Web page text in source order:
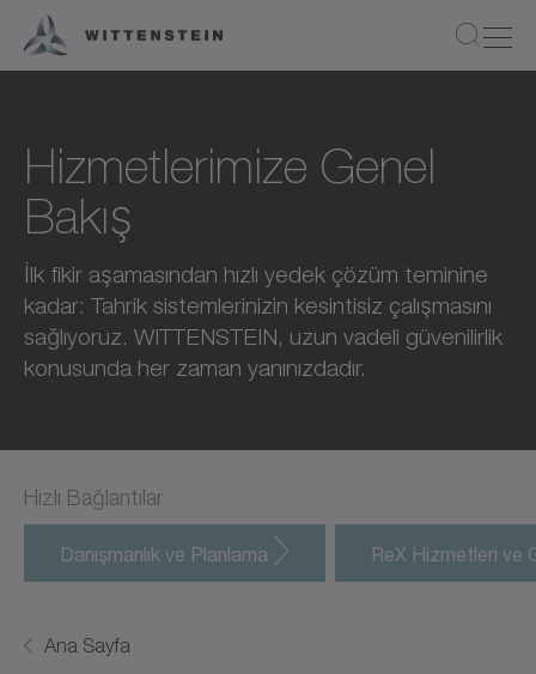
Hizmetlerimize Genel
Bakış
İlk fikir aşamasından hızlı yedek çözüm teminine
kadar: Tahrik sistemlerinizin kesintisiz çalışmasını
sağlıyoruz. WITTENSTEIN, uzun vadeli güvenilirlik
konusunda her zaman yanınızdadır.
Hızlı Bağlantılar
Danışmanlık ve Planlama ReX Hizmetleri ve
Ana Sayfa